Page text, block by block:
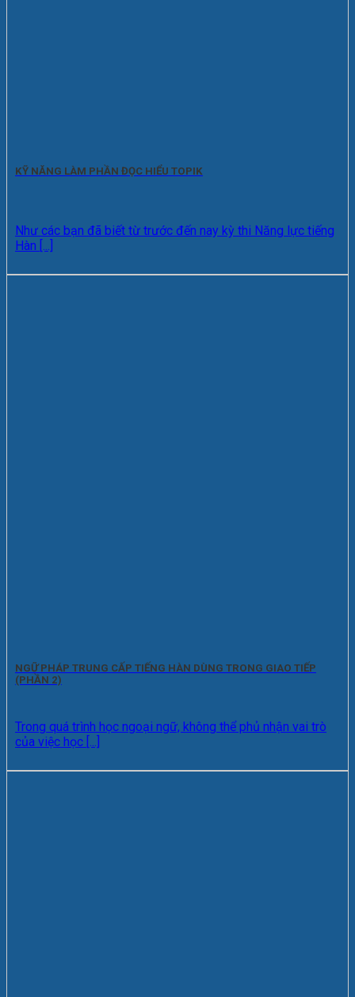
KỸ NĂNG LÀM PHẦN ĐỌC HIỂU TOPIK
Như các bạn đã biết từ trước đến nay kỳ thi Năng lực tiếng
Hàn [...]
NGỮ PHÁP TRUNG CẤP TIẾNG HÀN DÙNG TRONG GIAO TIẾP
(PHẦN 2)
Trong quá trình học ngoại ngữ, không thể phủ nhận vai trò
của việc học [...]